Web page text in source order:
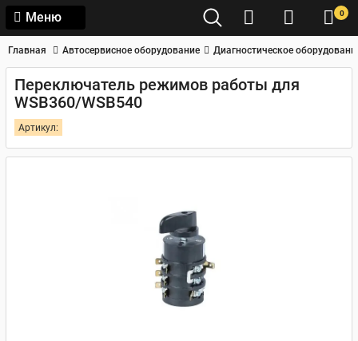
Меню 0
Главная Автосервисное оборудование Диагностическое
Переключатель режимов работы для
WSB360/WSB540
Артикул: